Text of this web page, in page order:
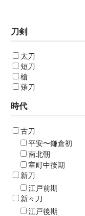
刀剣
太刀
短刀
槍
薙刀
時代
古刀
平安〜鎌倉初
南北朝
室町中後期
新刀
江戸前期
新々刀
江戸後期